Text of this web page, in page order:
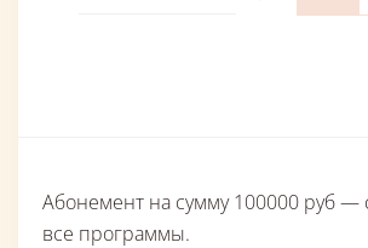
Абонемент на сумму 100000 руб —
все программы.